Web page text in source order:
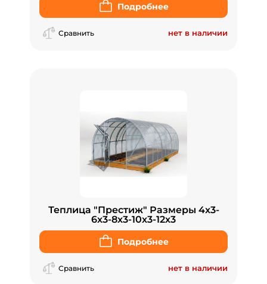
Подробнее
Сравнить нет в наличии
Теплица "Престиж" Размеры 4x3-
6x3-8x3-10x3-12x3
Подробнее
Сравнить нет в наличии